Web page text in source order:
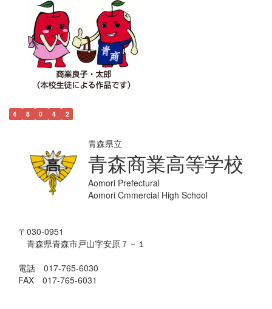
4 8 0 4 2
青森県立
青森商業高等学校
Aomori Prefectural
Aomori Cmmercial High School
〒030-0951
青森県青森市戸山字安原７－１
電話 017-765-6030
FAX 017-765-6031